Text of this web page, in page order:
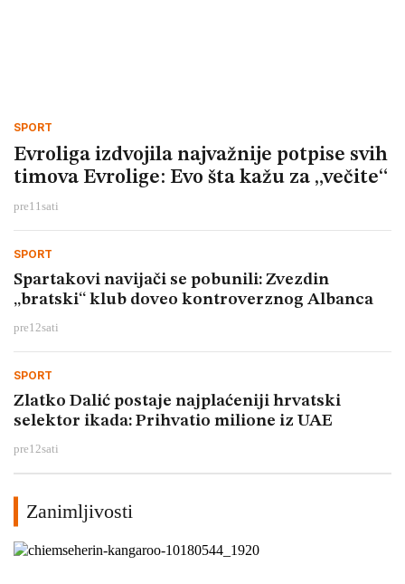
SPORT
Evroliga izdvojila najvažnije potpise svih
timova Evrolige: Evo šta kažu za „večite“
pre11 sati
SPORT
Spartakovi navijači se pobunili: Zvezdin
„bratski“ klub doveo kontroverznog Albanca
pre12sati
SPORT
Zlatko Dalić postaje najplaćeniji hrvatski
selektor ikada: Prihvatio milione iz UAE
pre12sati
Zanimljivosti